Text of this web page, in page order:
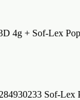
4g + Sof-Lex
Sof-Lex